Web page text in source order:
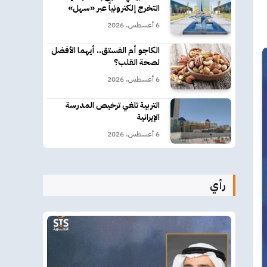
التخرج إلكترونياً عبر «سهل»
6 أغسطس، 2026
الكاجو أم الفستق.. أيهما الأفضل
لصحة القلب؟
6 أغسطس، 2026
التربية تلغي ترخيص المدرسة
الإيرانية
6 أغسطس، 2026
رأي